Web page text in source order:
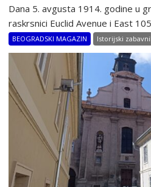
Dana 5. avgusta 1914. godine u
raskrsnici Euclid Avenue i East
BEOGRADSKI MAGAZIN Istorijski